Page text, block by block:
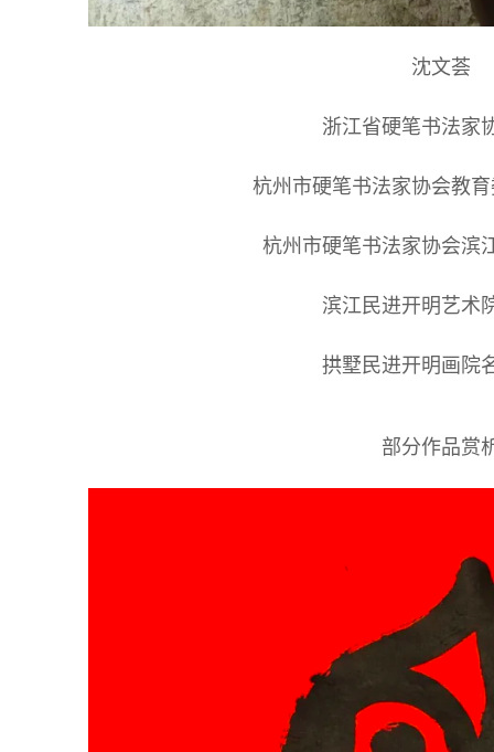
沈文荟
浙江省硬笔书法家
杭州市硬笔书法家协会教
杭州市硬笔书法家协会滨
滨江民进开明艺术
拱墅民进开明画院
部分作品赏